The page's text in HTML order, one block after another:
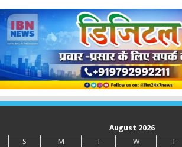
August 2026
S
M T W T